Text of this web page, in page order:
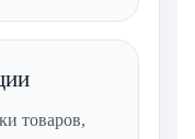
товаров,